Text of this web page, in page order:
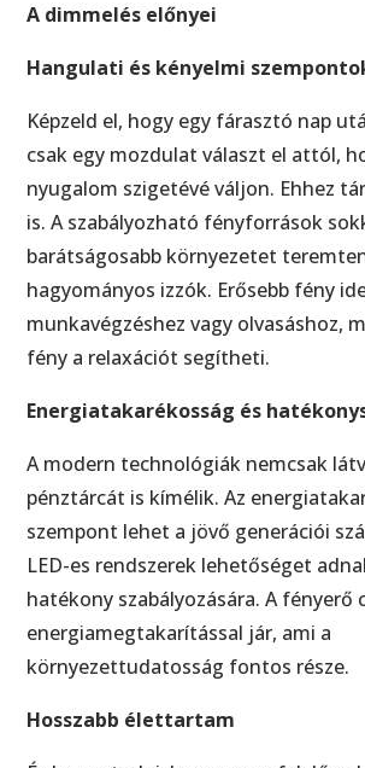
A dimmelés előnyei
Hangulati és kényelmi
Képzeld el, hogy egy fárasztó nap
csak egy mozdulat választ el attól,
nyugalom szigetévé váljon. Ehhez
is. A szabályozható fényforrások
barátságosabb környezetet
hagyományos izzók. Erősebb fény
munkavégzéshez vagy olvasáshoz,
fény a relaxációt segítheti.
Energiatakarékosság és
A modern technológiák nemcsak
pénztárcát is kímélik. Az
szempont lehet a jövő generációi
LED-es rendszerek lehetőséget
hatékony szabályozására. A fényerő
energiamegtakarítással jár, ami a
környezettudatosság fontos része.
Hosszabb élettartam